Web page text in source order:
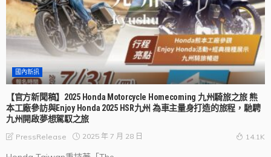
國內新訊
【官方新聞稿】2025 Honda Motorcycle Homecoming 九州騎旅之旅 熊
本工廠參訪與Enjoy Honda 2025 HSR九州 為車主量身打造的旅程，馳騁
九州開啟夢想駕馭之旅
PressRelease 2025 年 7 月 28 日 14.1K